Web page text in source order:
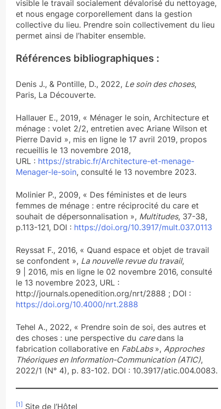
visible le travail socialement dévalorisé du nettoyage,
et nous engage corporellement dans la gestion
collective du lieu. Prendre soin collectivement du lieu
permet ainsi de l’habiter ensemble.
Références bibliographiques :
Denis J., & Pontille, D., 2022, Le soin des choses,
Paris, La Découverte.
Hallauer E., 2019, « Ménager le soin, Architecture et
ménage : volet 2/2, entretien avec Ariane Wilson et
Pierre David », mis en ligne le 17 avril 2019, propos
recueillis le 13 novembre 2018,
URL : https://strabic.fr/Architecture-et-menage-
Menager-le-soin, consulté le 13 novembre 2023.
Molinier P., 2009, « Des féministes et de leurs
femmes de ménage : entre réciprocité du care et
souhait de dépersonnalisation », Multitudes, 37-38,
p.113-121, DOI : https://doi.org/10.3917/mult.037.0113
Reyssat F., 2016, « Quand espace et objet de travail
se confondent », La nouvelle revue du travail,
9 | 2016, mis en ligne le 02 novembre 2016, consulté
le 13 novembre 2023, URL :
http://journals.openedition.org/nrt/2888 ; DOI :
https://doi.org/10.4000/nrt.2888
Tehel A., 2022, « Prendre soin de soi, des autres et
des choses : une perspective du caredans la
fabrication collaborative en FabLabs », Approches
Théoriques en Information-Communication (ATIC),
2022/1 (N° 4), p. 83-102. DOI : 10.3917/atic.004.0083.
[1] Site de l’Hôtel